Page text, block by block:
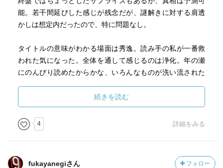
ずみずしい。
と向かい合い、やがて少しずつ成長をとげてゆく少年たち
の物語でありながら、死の絶望的なほどの悲しさと、生き
残った者が心に負う痛みは、抉られるようだ。それでも少
いくつもの死と別れ、真相の残酷さ、癒しと成長をこめ
どきするような好奇心に連れられ読者はこの本から眼が離
能。若干間延びした感じが残念だが、謎解きに対する肩透
かしは想定内だったので、特に問題なし。
タイトルの意味がわかる場面は秀逸。読み手の私が一番救
われた気になった。全体を通して感じるのは浄化。年の瀬
にのんびり読めたからかな、いろんなものが洗い流された
タイミングの相性って大事よねー。
続きを読む
4 詳細をみる
fukayanegiさん フォロー